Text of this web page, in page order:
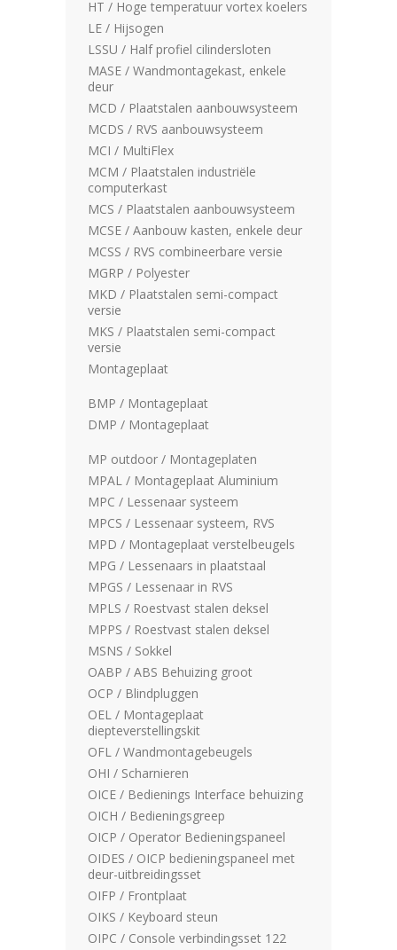
HT / Hoge temperatuur vortex koelers
LE / Hijsogen
LSSU / Half profiel cilindersloten
MASE / Wandmontagekast, enkele
deur
MCD / Plaatstalen aanbouwsysteem
MCDS / RVS aanbouwsysteem
MCI / MultiFlex
MCM / Plaatstalen industriële
computerkast
MCS / Plaatstalen aanbouwsysteem
MCSE / Aanbouw kasten, enkele deur
MCSS / RVS combineerbare versie
MGRP / Polyester
MKD / Plaatstalen semi-compact
versie
MKS / Plaatstalen semi-compact
versie
Montageplaat
BMP / Montageplaat
DMP / Montageplaat
MP outdoor / Montageplaten
MPAL / Montageplaat Aluminium
MPC / Lessenaar systeem
MPCS / Lessenaar systeem, RVS
MPD / Montageplaat verstelbeugels
MPG / Lessenaars in plaatstaal
MPGS / Lessenaar in RVS
MPLS / Roestvast stalen deksel
MPPS / Roestvast stalen deksel
MSNS / Sokkel
OABP / ABS Behuizing groot
OCP / Blindpluggen
OEL / Montageplaat
diepteverstellingskit
OFL / Wandmontagebeugels
OHI / Scharnieren
OICE / Bedienings Interface behuizing
OICH / Bedieningsgreep
OICP / Operator Bedieningspaneel
OIDES / OICP bedieningspaneel met
deur-uitbreidingsset
OIFP / Frontplaat
OIKS / Keyboard steun
OIPC / Console verbindingsset 122